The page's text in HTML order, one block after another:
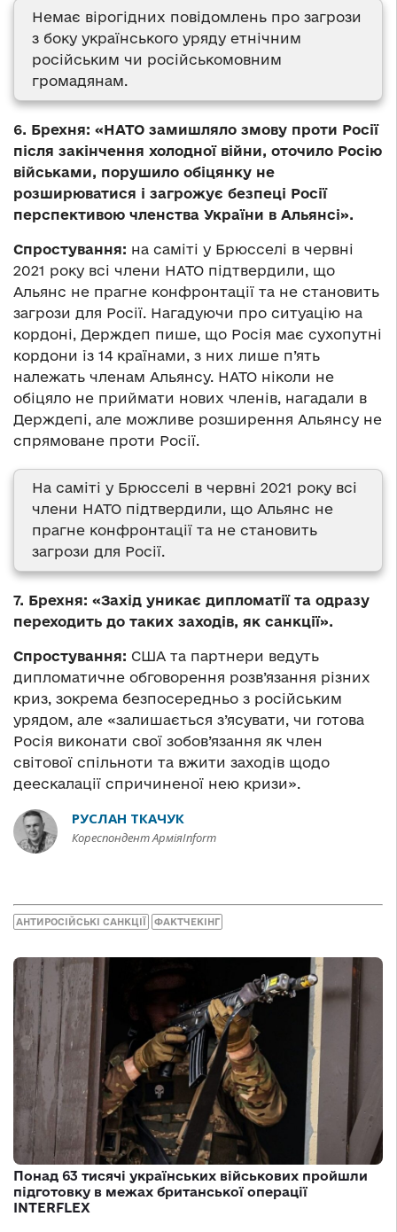
Немає вірогідних повідомлень про загрози
з боку українського уряду етнічним
російським чи російськомовним
громадянам.
6. Брехня: «НАТО замишляло змову проти Росії
після закінчення холодної війни, оточило Росію
військами, порушило обіцянку не
розширюватися і загрожує безпеці Росії
перспективою членства України в Альянсі».
Спростування: на саміті у Брюсселі в червні
2021 року всі члени НАТО підтвердили, що
Альянс не прагне конфронтації та не становить
загрози для Росії. Нагадуючи про ситуацію на
кордоні, Держдеп пише, що Росія має сухопутні
кордони із 14 країнами, з них лише п’ять
належать членам Альянсу. НАТО ніколи не
обіцяло не приймати нових членів, нагадали в
Держдепі, але можливе розширення Альянсу не
спрямоване проти Росії.
На саміті у Брюсселі в червні 2021 року всі
члени НАТО підтвердили, що Альянс не
прагне конфронтації та не становить
загрози для Росії.
7. Брехня: «Захід уникає дипломатії та одразу
переходить до таких заходів, як санкції».
Спростування: США та партнери ведуть
дипломатичне обговорення розв’язання різних
криз, зокрема безпосередньо з російським
урядом, але «залишається з’ясувати, чи готова
Росія виконати свої зобов’язання як член
світової спільноти та вжити заходів щодо
деескалації спричиненої нею кризи».
РУСЛАН ТКАЧУК
Кореспондент АрміяInform
АНТИРОСІЙСЬКІ САНКЦІЇ ФАКТЧЕКІНГ
Понад 63 тисячі українських військових пройшли
підготовку в межах британської операції
INTERFLEX